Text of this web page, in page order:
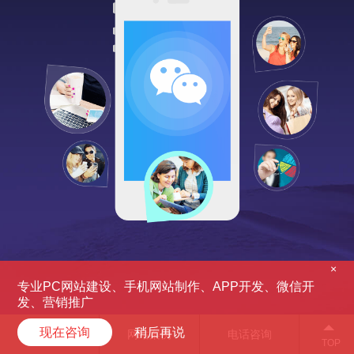
服务项目 网站案例 电话咨询
TOP
×
专业PC网站建设、手机网站制作、APP开发、微信开
发、营销推广
现在咨询 稍后再说